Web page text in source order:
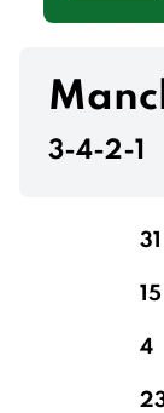
3-4-2-1
31
15
4